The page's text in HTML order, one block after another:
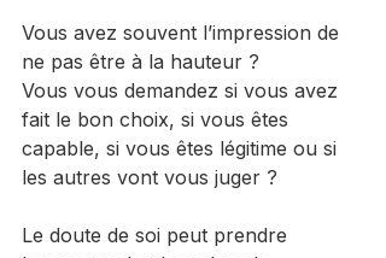
Vous avez souvent l’impression de
ne pas être à la hauteur ?
Vous vous demandez si vous avez
fait le bon choix, si vous êtes
capable, si vous êtes légitime ou si
les autres vont vous juger ?
Le doute de soi peut prendre